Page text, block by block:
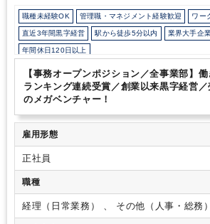
職種未経験OK 管理職・マネジメント経験歓迎 ワー
直近3年間黒字経営 駅から徒歩5分以内 業界大手企
年間休日120日以上
【事務オープンポジション／全事業部】
ランキング連続受賞／創業以来黒字経営
のメガベンチャー！
雇用形態
正社員
職種